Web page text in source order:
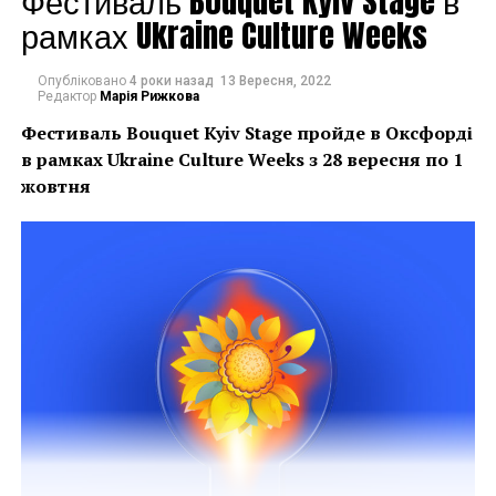
Спеціально для української аудиторії організатори
створили проект Non Stop. Art, де представлена
частина робіт художників, що приймали участь у
арт-ярмарці у Нью-Йорку на початку квітня.
рамках Ukraine Culture Weeks
Опубліковано 4 роки назад 13 Вересня, 2022
Редактор Марія Рижкова
Фестиваль Bouquet Kyiv Stage пройде в Оксфорді
в рамкахUkraine Culture Weeks з 28 вересня по 1
жовтня